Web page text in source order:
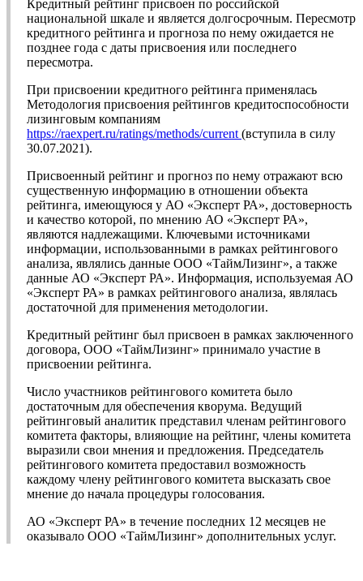
Кредитный рейтинг присвоен по российской
национальной шкале и является долгосрочным. Пересмотр
кредитного рейтинга и прогноза по нему ожидается не
позднее года с даты присвоения или последнего
пересмотра.
При присвоении кредитного рейтинга применялась
Методология присвоения рейтингов кредитоспособности
лизинговым компаниям
https://raexpert.ru/ratings/methods/current (вступила в силу
30.07.2021).
Присвоенный рейтинг и прогноз по нему отражают всю
существенную информацию в отношении объекта
рейтинга, имеющуюся у АО «Эксперт РА», достоверность
и качество которой, по мнению АО «Эксперт РА»,
являются надлежащими. Ключевыми источниками
информации, использованными в рамках рейтингового
анализа, являлись данные ООО «ТаймЛизинг», а также
данные АО «Эксперт РА». Информация, используемая АО
«Эксперт РА» в рамках рейтингового анализа, являлась
достаточной для применения методологии.
Кредитный рейтинг был присвоен в рамках заключенного
договора, ООО «ТаймЛизинг» принимало участие в
присвоении рейтинга.
Число участников рейтингового комитета было
достаточным для обеспечения кворума. Ведущий
рейтинговый аналитик представил членам рейтингового
комитета факторы, влияющие на рейтинг, члены комитета
выразили свои мнения и предложения. Председатель
рейтингового комитета предоставил возможность
каждому члену рейтингового комитета высказать свое
мнение до начала процедуры голосования.
АО «Эксперт РА» в течение последних 12 месяцев не
оказывало ООО «ТаймЛизинг» дополнительных услуг.